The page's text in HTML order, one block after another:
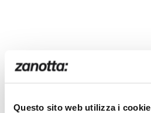
Questo sito web utilizza i cookie